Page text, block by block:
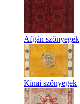
Afgán szőnyegek
Kínai szőnyegek